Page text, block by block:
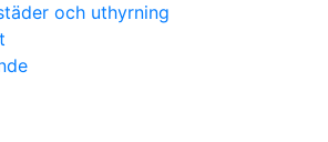
och uthyrning